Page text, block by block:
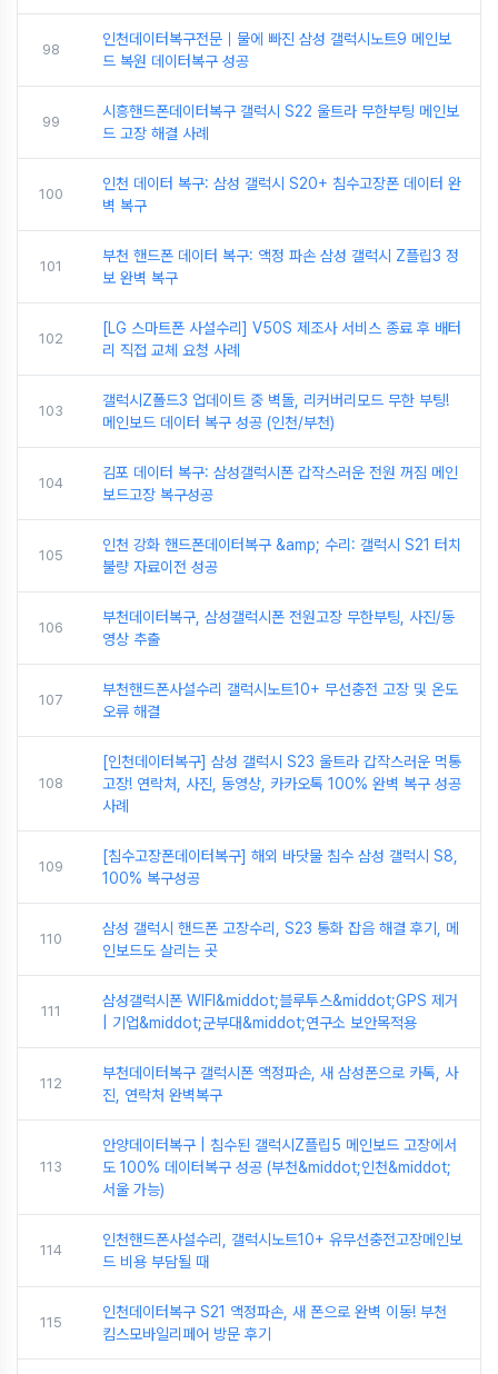
98
인천데이터복구전문｜물에 빠진 삼성 갤럭시노트9 메인보
드 복원 데이터복구 성공
99
시흥핸드폰데이터복구 갤럭시 S22 울트라 무한부팅 메인보
드 고장 해결 사례
100
인천 데이터 복구: 삼성 갤럭시 S20+ 침수고장폰 데이터 완
벽 복구
101
부천 핸드폰 데이터 복구: 액정 파손 삼성 갤럭시 Z플립3 정
보 완벽 복구
102
[LG 스마트폰 사설수리] V50S 제조사 서비스 종료 후 배터
리 직접 교체 요청 사례
103
갤럭시Z폴드3 업데이트 중 벽돌, 리커버리모드 무한 부팅!
메인보드 데이터 복구 성공 (인천/부천)
104
김포 데이터 복구: 삼성갤럭시폰 갑작스러운 전원 꺼짐 메인
보드고장 복구성공
105
인천 강화 핸드폰데이터복구 &amp; 수리: 갤럭시 S21 터치
불량 자료이전 성공
106
부천데이터복구, 삼성갤럭시폰 전원고장 무한부팅, 사진/동
영상 추출
107
부천핸드폰사설수리 갤럭시노트10+ 무선충전 고장 및 온도
오류 해결
108
[인천데이터복구] 삼성 갤럭시 S23 울트라 갑작스러운 먹통
고장! 연락처, 사진, 동영상, 카카오톡 100% 완벽 복구 성공
사례
109
[침수고장폰데이터복구] 해외 바닷물 침수 삼성 갤럭시 S8,
100% 복구성공
110
삼성 갤럭시 핸드폰 고장수리, S23 통화 잡음 해결 후기, 메
인보드도 살리는 곳
111
삼성갤럭시폰 WIFI&middot;블루투스&middot;GPS 제거
| 기업&middot;군부대&middot;연구소 보안목적용
112
부천데이터복구 갤럭시폰 액정파손, 새 삼성폰으로 카톡, 사
진, 연락처 완벽복구
113
안양데이터복구 | 침수된 갤럭시Z플립5 메인보드 고장에서
도 100% 데이터복구 성공 (부천&middot;인천&middot;
서울 가능)
114
인천핸드폰사설수리, 갤럭시노트10+ 유무선충전고장메인보
드 비용 부담될 때
115
인천데이터복구 S21 액정파손, 새 폰으로 완벽 이동! 부천
킴스모바일리페어 방문 후기